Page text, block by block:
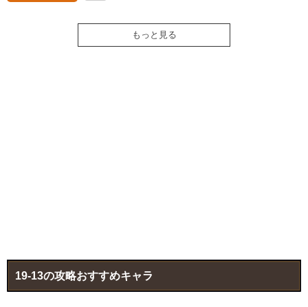
もっと見る
19-13の攻略おすすめキャラ